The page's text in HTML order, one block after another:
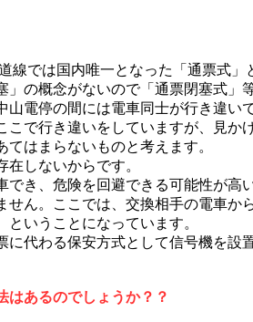
線では国内唯一となった「通票式」
の概念がないので「通票閉塞式」
電停の間には電車同士が行き違い
こで行き違いをしていますが、見か
はまらないものと考えます。
しないからです。
き、危険を回避できる可能性が高
せん。ここでは、交換相手の電車か
いうことになっています。
代わる保安方式として信号機を設
はあるのでしょうか？？